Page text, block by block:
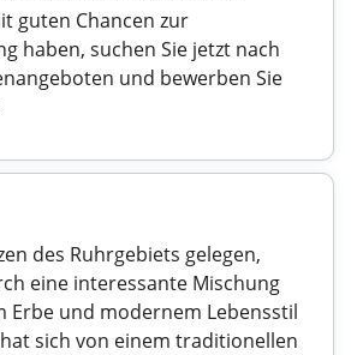
guten Chancen zur
haben, suchen Sie jetzt nach
und bewerben Sie
des Ruhrgebiets gelegen,
eine interessante Mischung
Erbe und modernem Lebensstil
sich von einem traditionellen